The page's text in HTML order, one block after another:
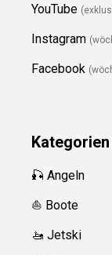
YouTube
Instagram
Facebook
Kategorien
🎣 Angeln
⛵️ Boote
🚤 Jetski